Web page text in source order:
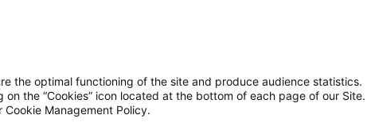
the optimal functioning of the site and produce audience statistics.
the “Cookies” icon located at the bottom of each page of our Site.
Management Policy.